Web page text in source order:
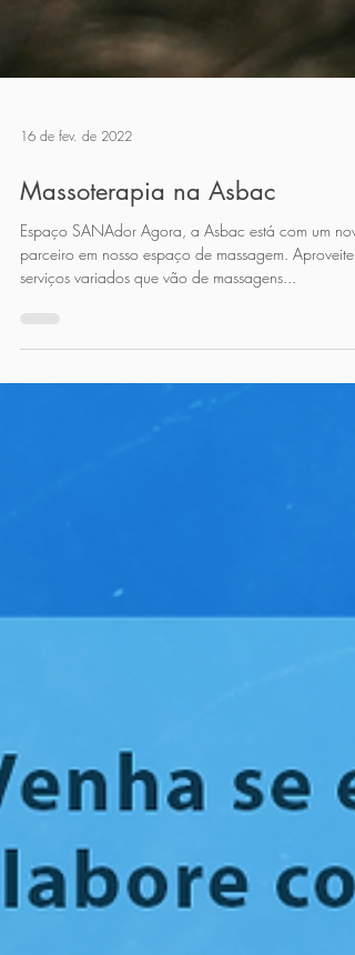
16 de fev. de 2022
Massoterapia na Asbac
serviços variados que vão de massagens...